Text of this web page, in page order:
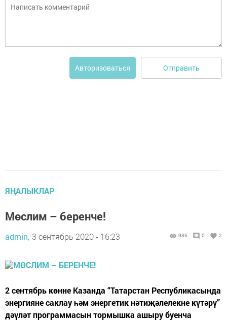
Авторизоваться Отправить
ЯҢАЛЫКЛАР
Мөслим – беренче!
admin, 3 сентябрь 2020 - 16:23 936 0 2
2 сентябрь көнне Казанда “Татарстан Республикасында
энергияне саклау һәм энергетик нәтиҗәлелекне күтәрү”
дәүләт программасын тормышка ашыру буенча